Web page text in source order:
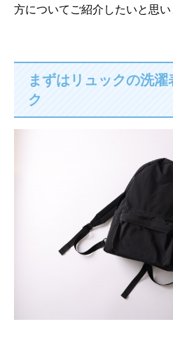
方についてご紹介したいと思い
まずはリュックの洗
ク